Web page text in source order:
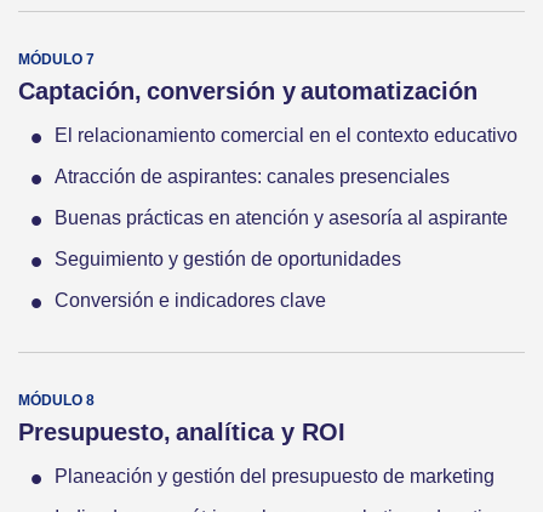
Captación, conversión y automatización
El relacionamiento comercial en el contexto educativo
Atracción de aspirantes: canales presenciales
Buenas prácticas en atención y asesoría al aspirante
Seguimiento y gestión de oportunidades
Conversión e indicadores clave
Presupuesto, analítica y ROI
Planeación y gestión del presupuesto de marketing